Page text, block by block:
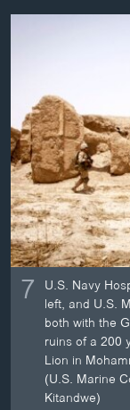
7 U.S. Navy
left, and U.S.
both with the
ruins of a 200
Lion in
(U.S. Marine
Kitandwe)